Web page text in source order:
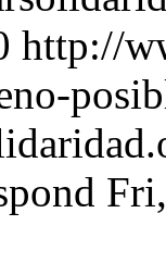
http://